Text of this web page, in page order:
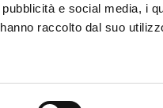
e social media, i
raccolto dal suo
Account